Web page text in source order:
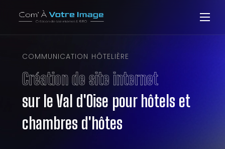
COMMUNICATION HÔTELIÈRE
Création de site internet
sur le Val d'Oise pour hôtels ​et
chambres d'hôtes